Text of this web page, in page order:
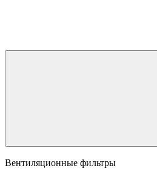
Вентиляционные фильтры